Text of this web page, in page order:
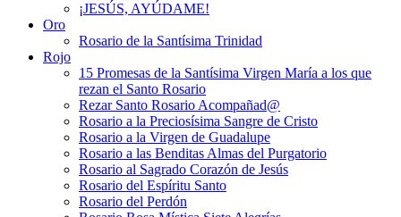
¡JESÚS, AYÚDAME!
Oro
Rosario de la Santísima Trinidad
Rojo
15 Promesas de la Santísima Virgen María a los que
rezan el Santo Rosario
Rezar Santo Rosario Acompañad@
Rosario a la Preciosísima Sangre de Cristo
Rosario a la Virgen de Guadalupe
Rosario a las Benditas Almas del Purgatorio
Rosario al Sagrado Corazón de Jesús
Rosario del Espíritu Santo
Rosario del Perdón